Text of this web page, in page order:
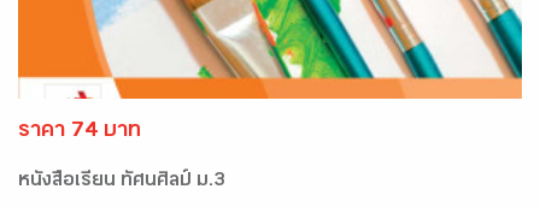
ราคา 74 บาท
หนังสือเรียน ทัศนศิลป์ ม.3